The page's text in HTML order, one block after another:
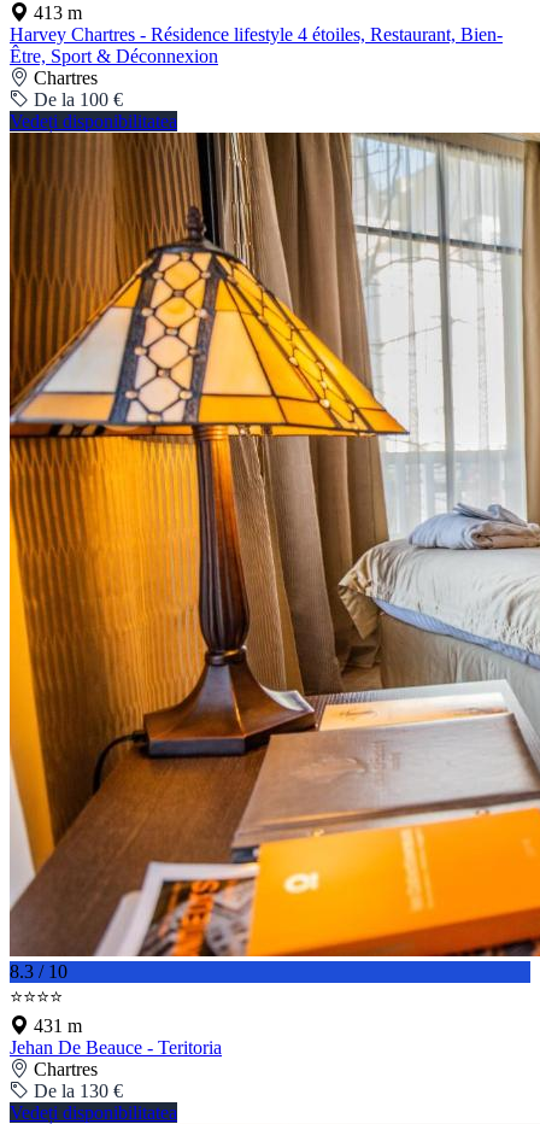
413 m
Harvey Chartres - Résidence lifestyle 4 étoiles, Restaurant, Bien-
Être, Sport & Déconnexion
Chartres
De la 100 €
Vedeți disponibilitatea
8.3 / 10
⭐⭐⭐⭐
431 m
Jehan De Beauce - Teritoria
Chartres
De la 130 €
Vedeți disponibilitatea